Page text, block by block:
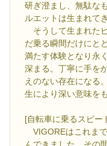
研ぎ澄まし、無駄な
ルエットは生まれて
そうして生まれた
だ乗る瞬間だけにと
満たす体験となり永
深まる。丁寧に手を
えのない存在になる
生により深い意味を
[自転車に乗るスピー
VIGOREはこれま